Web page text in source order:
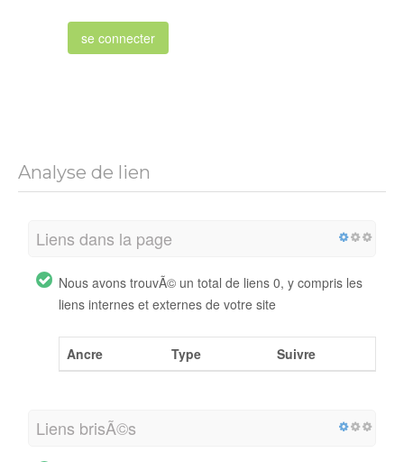
se connecter
Analyse de lien
Liens dans la page
Nous avons trouvÃ© un total de liens 0, y compris les
liens internes et externes de votre site
Ancre Type Suivre
Liens brisÃ©s